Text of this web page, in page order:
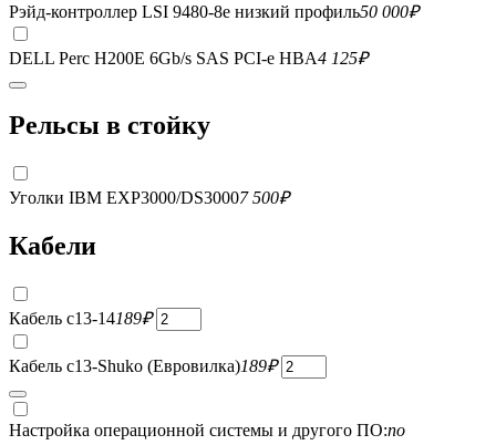
Рэйд-контроллер LSI 9480-8e низкий профиль50 000₽
DELL Perc H200E 6Gb/s SAS PCI-e HBA4 125₽
Рельсы в стойку
Уголки IBM EXP3000/DS30007 500₽
Кабели
Кабель c13-14189₽
Кабель c13-Shuko (Евровилка)189₽
Настройка операционной системы и другого ПО:по